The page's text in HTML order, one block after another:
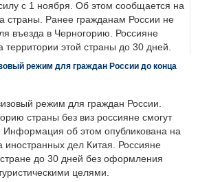
с 1 ноября. Об этом сообщается на
страны. Ранее гражданам России не
въезда в Черногорию. Россияне
территории этой страны до 30 дней.
режим для граждан России до конца
режим для граждан России.
страны без виз россияне смогут
Информация об этом опубликована на
иностранных дел Китая. Россияне
стране до 30 дней без оформления
целями.